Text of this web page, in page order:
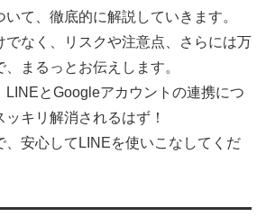
て、徹底的に解説していきます。
でなく、リスクや注意点、さらには万
まるっとお伝えします。
LINEとGoogleアカウントの連携につ
キリ解消されるはず！
、安心してLINEを使いこなしてくだ